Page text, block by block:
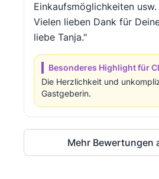
Einkaufsmöglichkeiten usw.
Vielen lieben Dank für
liebe Tanja."
Besonderes Highlight für
Die Herzlichkeit und
Gastgeberin.
Mehr Bewertungen